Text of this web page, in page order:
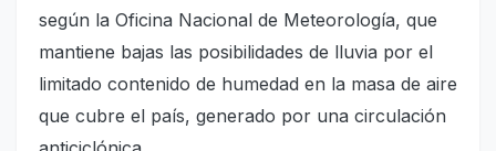
según la Oficina Nacional de Meteorología, que
mantiene bajas las posibilidades de lluvia por el
limitado contenido de humedad en la masa de aire
que cubre el país, generado por una circulación